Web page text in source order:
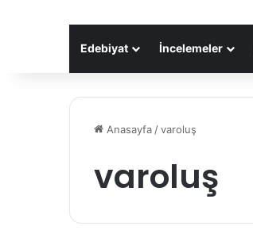
Edebiyat İncelemeler
Anasayfa /varoluş
varoluş